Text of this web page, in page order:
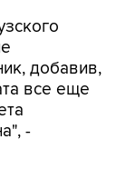
добавив,
все еще
-